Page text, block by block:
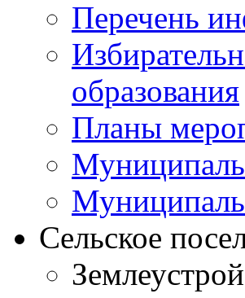
Перечень
образования
Планы
Сельское